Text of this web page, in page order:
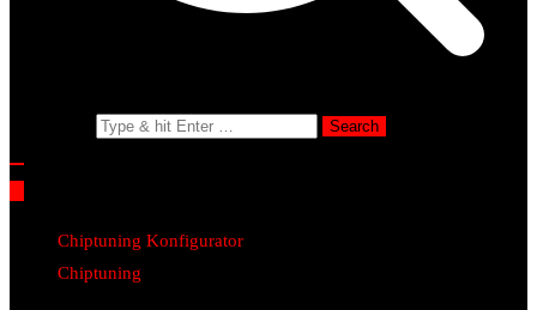
Chiptuning Konfigurator
Chiptuning